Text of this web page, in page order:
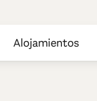
Alojamientos